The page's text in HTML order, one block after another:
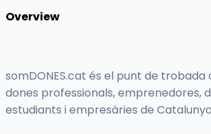
Overview
somDONES.cat és el punt de trobada
dones professionals, emprenedores,
estudiants i empresàries de Catalunya